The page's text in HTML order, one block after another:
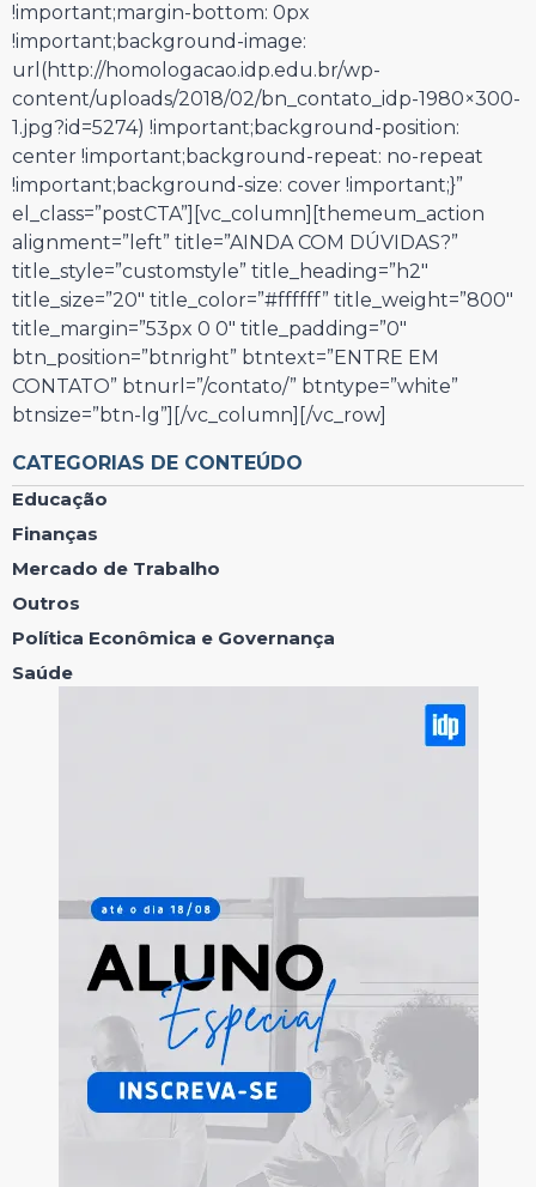
!important;margin-bottom: 0px
!important;background-image:
url(http://homologacao.idp.edu.br/wp-
content/uploads/2018/02/bn_contato_idp-1980×300-
1.jpg?id=5274) !important;background-position:
center !important;background-repeat: no-repeat
!important;background-size: cover !important;}”
el_class=”postCTA”][vc_column][themeum_action
alignment=”left” title=”AINDA COM DÚVIDAS?”
title_style=”customstyle” title_heading=”h2″
title_size=”20″ title_color=”#ffffff” title_weight=”800″
title_margin=”53px 0 0″ title_padding=”0″
btn_position=”btnright” btntext=”ENTRE EM
CONTATO” btnurl=”/contato/” btntype=”white”
btnsize=”btn-lg”][/vc_column][/vc_row]
CATEGORIAS DE CONTEÚDO
Educação
Finanças
Mercado de Trabalho
Outros
Política Econômica e Governança
Saúde